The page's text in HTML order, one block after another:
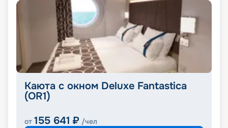
Каюта с окном Deluxe Fantastica
(OR1)
от 155 641 ₽ /чел